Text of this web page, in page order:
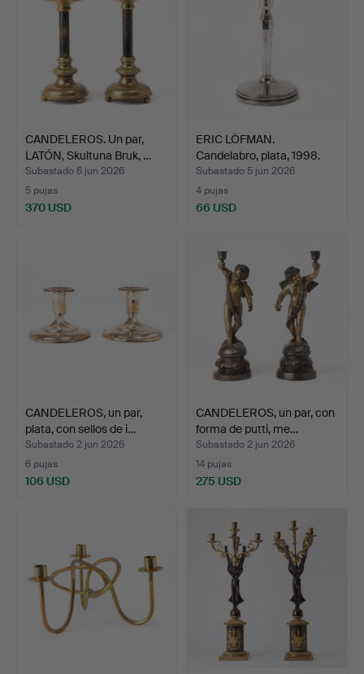
CANDELEROS. Un par,
LATÓN, Skultuna Bruk, …
Subastado 6 jun 2026
5 pujas
370 USD
ERIC LÖFMAN.
Candelabro, plata, 1998.
Subastado 5 jun 2026
4 pujas
66 USD
CANDELEROS, un par,
plata, con sellos de i…
Subastado 2 jun 2026
6 pujas
106 USD
CANDELEROS, un par, con
forma de putti, me…
Subastado 2 jun 2026
14 pujas
275 USD